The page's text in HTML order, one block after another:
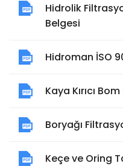
Hidrolik
Belgesi
Hidroman İSO
Kaya Kırıcı
Boryağı
Keçe ve Oring